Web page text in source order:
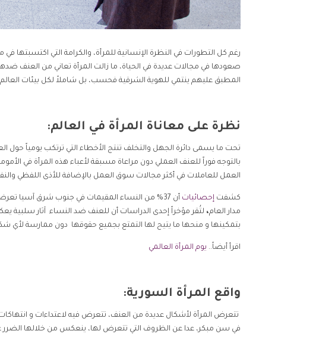
رغم كل التطورات في النظرة الإنسانية للمرأة، والكرامة التي اكتسبتها
صعودها في مجالات عديدة في الحياة، ما زالت المرأة تعاني من العنف
المطبق عليهم ينتمي للهوية الشرقية فحسب، بل شاملاً لكل بيئات
نظرة على معاناة المرأة في العالم:
تحت ما يسمى دائرة الجهل والتخلف تنتج الأخطاء التي ترتكب يومياً حول
بالتوجه فوراً للعنف العملي دون مراعاة مسبقة لأعباء هذه المرأة في
العمل للعاملات في أكثر مجالات سوق العمل بالإضافة للأذى اللفظي
كشفت إحصائيات
مدار العام، لتُقر مؤخراً إحدى الدراسات أن للعنف ضد النساء آثار سلبية
بتمكينها و منحها ما يتيح لها التمتع بجميع حقوقها دون ممارسة
اقرأ أيضاً.. يوم المرأة العالمي
واقع المرأة السورية:
تتعرض المرأة لأشكال عديدة من العنف، تتعرض فيه لاعتداءات و
في سن مبكر، عدا عن الظروف التي تتعرض لها، ينعكس من خلالها الضرر